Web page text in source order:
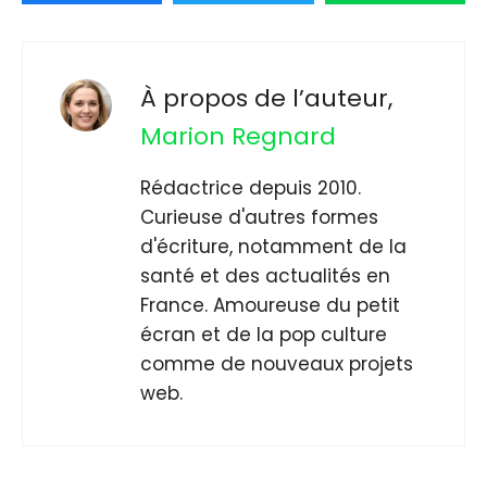
À propos de l’auteur,
Marion Regnard
Rédactrice depuis 2010.
Curieuse d'autres formes
d'écriture, notamment de la
santé et des actualités en
France. Amoureuse du petit
écran et de la pop culture
comme de nouveaux projets
web.